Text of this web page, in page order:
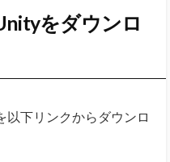
をダウンロ
以下リンクからダウンロ